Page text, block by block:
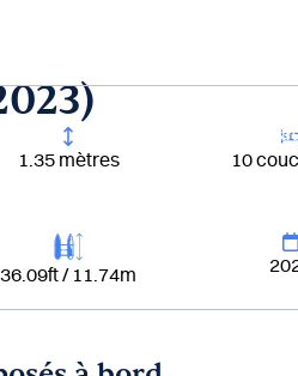
Louer un
1.35 mètres 10
36.09ft / 11.74m